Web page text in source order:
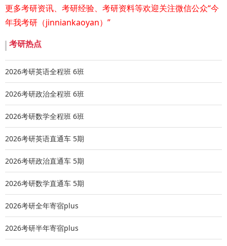
学、公共卫生或相关专业的2026年应届本科毕业生。若非经
管类相关专业，须具备优良数理基础、修过经济学核心课
2.对经济学、管理学、公共卫生或相关领域有浓厚的学术兴
内;若成绩不在本班10%之内，但在其他方面有优异表现——
如经济学双学位/ 经济学辅修项目成绩优异、有研究成果等亦
可。
4.有两名专家愿意推荐。
5.英语达到国家六级水平(450分以上)，同时欢迎附上
TOEFL、IELTS或GRE成绩;如无六级成绩，可用TOEFL、
IELTS或GRE成绩代替。
二、申请材料：
1.夏令营申请表1份(网上报名后打印生成，签字并盖章)
3.本科(含本科双学位/辅修)成绩单1份和加盖教务部门公章的
更多考研资讯、考研经验、考研资料等欢迎关注微信公众“今
年我考研（jinniankaoyan）”
考研热点
2026考研英语全程班 6班
2026考研政治全程班 6班
2026考研数学全程班 6班
2026考研英语直通车 5期
2026考研政治直通车 5期
2026考研数学直通车 5期
2026考研全年寄宿plus
2026考研半年寄宿plus